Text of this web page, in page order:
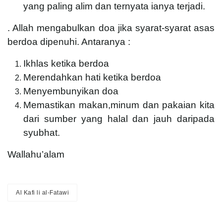
yang paling alim dan ternyata ianya terjadi.
. Allah mengabulkan doa jika syarat-syarat asas
berdoa dipenuhi. Antaranya :
Ikhlas ketika berdoa
Merendahkan hati ketika berdoa
Menyembunyikan doa
Memastikan makan,minum dan pakaian kita
dari sumber yang halal dan jauh daripada
syubhat.
Wallahu’alam
Al Kafi li al-Fatawi